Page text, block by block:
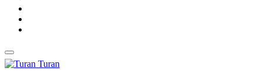
Turan